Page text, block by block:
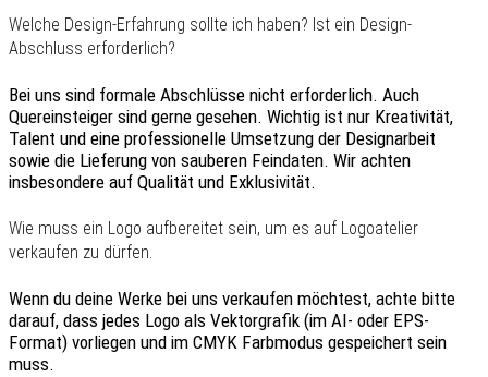
Welche Design-Erfahrung sollte ich haben? Ist ein Design-
Abschluss erforderlich?
Bei uns sind formale Abschlüsse nicht erforderlich. Auch
Quereinsteiger sind gerne gesehen. Wichtig ist nur Kreativität,
Talent und eine professionelle Umsetzung der Designarbeit
sowie die Lieferung von sauberen Feindaten. Wir achten
insbesondere auf Qualität und Exklusivität.
Wie muss ein Logo aufbereitet sein, um es auf Logoatelier
verkaufen zu dürfen.
Wenn du deine Werke bei uns verkaufen möchtest, achte bitte
darauf, dass jedes Logo als Vektorgrafik (im AI- oder EPS-
Format) vorliegen und im CMYK Farbmodus gespeichert sein
muss.